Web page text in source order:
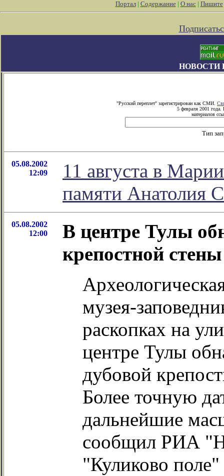
Портал| Содержание| О нас| Пишите
НОВОСТИ
"Русский переплет" зарегистрирован как СМИ.
5 февраля 2001 года.
материалов
Тип
05.08.2002
12:09
11 августа в
памяти Анатолия
05.08.2002
12:00
В центре Тулы
крепостной стены
музея-
раскопках на
центре Тулы
дубовой
Более точную
дальнейшие
сообщил РИА
"Куликово